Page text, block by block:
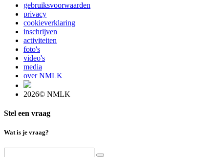
gebruiksvoorwaarden
privacy
cookieverklaring
inschrijven
activiteiten
foto's
video's
media
over NMLK
2026© NMLK
Stel een vraag
Wat is je vraag?